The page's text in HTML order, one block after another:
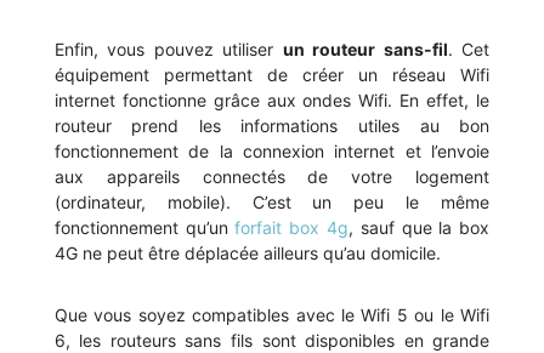
Enfin, vous pouvez utiliser un routeur sans-fil. Cet
équipement permettant de créer un réseau Wifi
internet fonctionne grâce aux ondes Wifi. En effet, le
routeur prend les informations utiles au bon
fonctionnement de la connexion internet et l’envoie
aux appareils connectés de votre logement
(ordinateur, mobile). C’est un peu le même
fonctionnement qu’unforfait box 4g, sauf que la box
4G ne peut être déplacée ailleurs qu’au domicile.
Que vous soyez compatibles avec le Wifi 5 ou le Wifi
6, les routeurs sans fils sont disponibles en grande